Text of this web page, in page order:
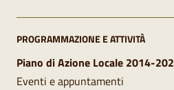
PROGRAMMAZIONE E ATTIVITÀ
Piano di Azione Locale 2014-
Eventi e appuntamenti